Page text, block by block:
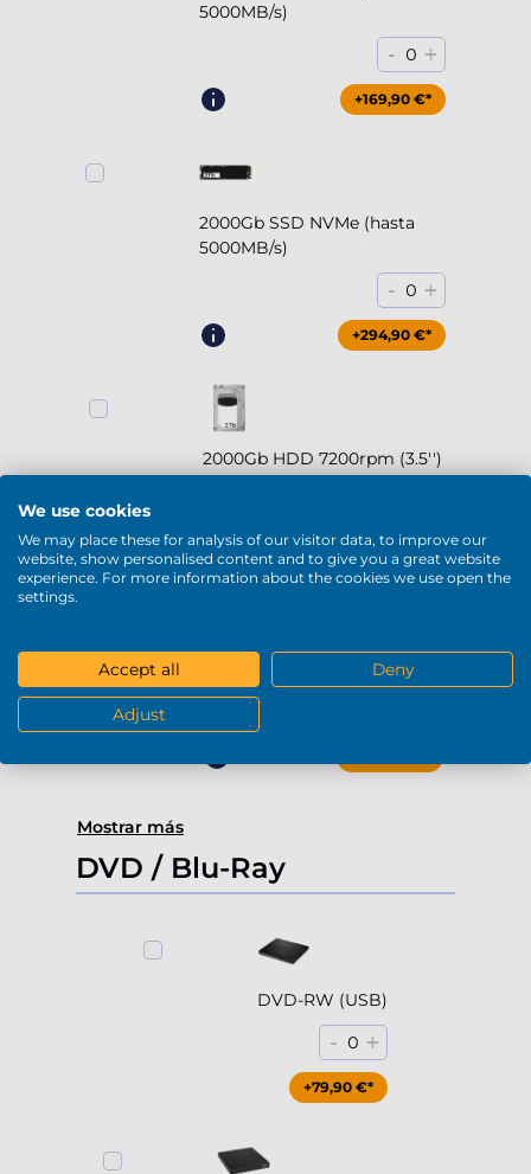
5000MB/s)
- 0 +
+169,90 €*
2000Gb SSD NVMe (hasta
5000MB/s)
- 0 +
+294,90 €*
2000Gb HDD 7200rpm (3.5'')
+169,90 €*
4000Gb HDD 7200rpm (3.5'')
Mostrar más
DVD / Blu-Ray
DVD-RW (USB)
- 0 +
+79,90 €*
We use cookies
We may place these for analysis of our visitor data, to improve our
website, show personalised content and to give you a great website
experience. For more information about the cookies we use open the
settings.
Accept all Deny
Adjust